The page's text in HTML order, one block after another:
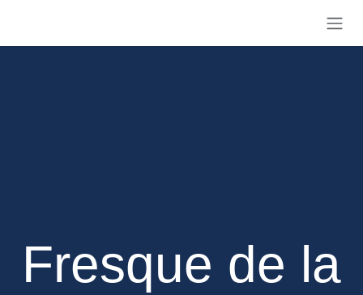
Fresque de la